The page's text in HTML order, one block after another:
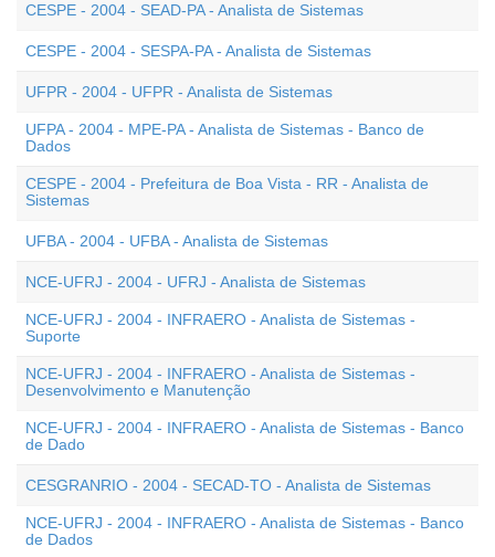
CESPE - 2004 - SEAD-PA - Analista de Sistemas
CESPE - 2004 - SESPA-PA - Analista de Sistemas
UFPR - 2004 - UFPR - Analista de Sistemas
UFPA - 2004 - MPE-PA - Analista de Sistemas - Banco de
Dados
CESPE - 2004 - Prefeitura de Boa Vista - RR - Analista de
Sistemas
UFBA - 2004 - UFBA - Analista de Sistemas
NCE-UFRJ - 2004 - UFRJ - Analista de Sistemas
NCE-UFRJ - 2004 - INFRAERO - Analista de Sistemas -
Suporte
NCE-UFRJ - 2004 - INFRAERO - Analista de Sistemas -
Desenvolvimento e Manutenção
NCE-UFRJ - 2004 - INFRAERO - Analista de Sistemas - Banco
de Dado
CESGRANRIO - 2004 - SECAD-TO - Analista de Sistemas
NCE-UFRJ - 2004 - INFRAERO - Analista de Sistemas - Banco
de Dados